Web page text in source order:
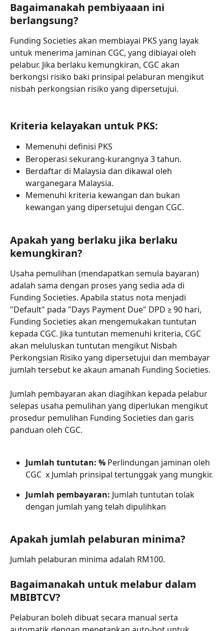
Bagaimanakah pembiyaaan ini
berlangsung?
Funding Societies akan membiayai PKS yang layak
untuk menerima jaminan CGC, yang dibiayai oleh
pelabur. Jika berlaku kemungkiran, CGC akan
berkongsi risiko baki prinsipal pelaburan mengikut
nisbah perkongsian risiko yang dipersetujui.
Kriteria kelayakan untuk PKS:
Memenuhi definisi PKS
Beroperasi sekurang-kurangnya 3 tahun.
Berdaftar di Malaysia dan dikawal oleh
warganegara Malaysia.
Memenuhi kriteria kewangan dan bukan
kewangan yang dipersetujui dengan CGC.
Apakah yang berlaku jika berlaku
kemungkiran?
Usaha pemulihan (mendapatkan semula bayaran)
adalah sama dengan proses yang sedia ada di
Funding Societies. Apabila status nota menjadi
"Default" pada "Days Payment Due" DPD ≥ 90 hari,
Funding Societies akan mengemukakan tuntutan
kepada CGC. Jika tuntutan memenuhi kriteria, CGC
akan meluluskan tuntutan mengikut Nisbah
Perkongsian Risiko yang dipersetujui dan membayar
jumlah tersebut ke akaun amanah Funding Societies.
Jumlah pembayaran akan diagihkan kepada pelabur
selepas usaha pemulihan yang diperlukan mengikut
prosedur pemulihan Funding Societies dan garis
panduan oleh CGC.
Jumlah tuntutan: % Perlindungan jaminan oleh
CGC  x Jumlah prinsipal tertunggak yang mungkir.
Jumlah pembayaran: Jumlah tuntutan tolak
dengan jumlah yang telah dipulihkan
Apakah jumlah pelaburan minima?
Jumlah pelaburan minima adalah RM100.
Bagaimanakah untuk melabur dalam
MBIBTCV?
Pelaburan boleh dibuat secara manual serta